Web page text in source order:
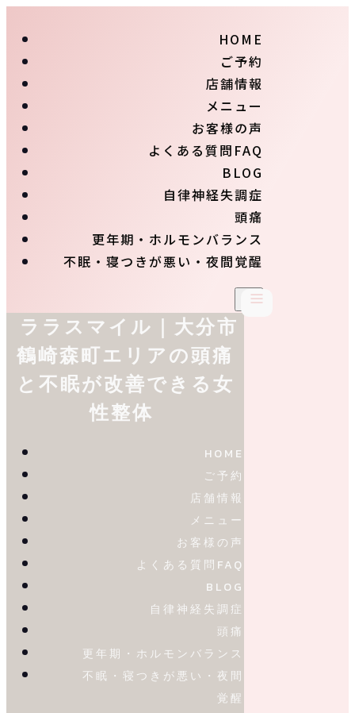
HOME
ご予約
店舗情報
メニュー
お客様の声
よくある質問FAQ
BLOG
自律神経失調症
頭痛
更年期・ホルモンバランス
不眠・寝つきが悪い・夜間覚醒
ララスマイル｜大分市
鶴崎森町エリアの頭痛
と不眠が改善できる女
性整体
HOME
ご予約
店舗情報
メニュー
お客様の声
よくある質問FAQ
BLOG
自律神経失調症
頭痛
更年期・ホルモンバランス
不眠・寝つきが悪い・夜間
覚醒